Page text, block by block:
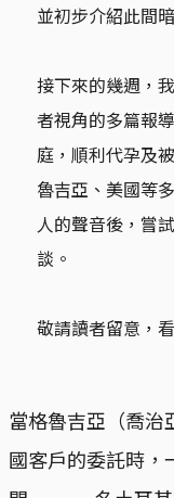
並初步介紹此間
接下來的幾週，
者視角的多篇報
庭，順利代孕及
魯吉亞、美國等
人的聲音後，嘗
談。
敬請讀者留意，
當格魯吉亞（喬治
國客戶的委託時，